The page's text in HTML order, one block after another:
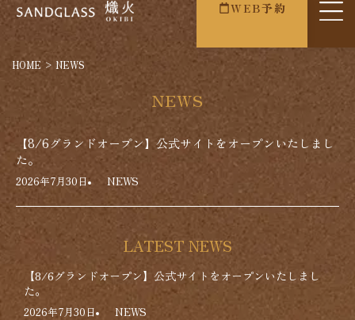
WEB予約
HOME > NEWS
NEWS
【8/6グランドオープン】公式サイトをオープンいたしまし
た。
2026年7月30日 NEWS
LATEST NEWS
【8/6グランドオープン】公式サイトをオープンいたしまし
た。
2026年7月30日 NEWS